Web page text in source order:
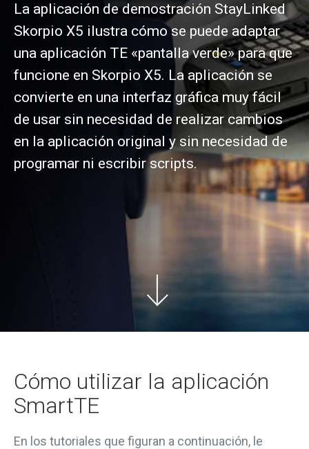
La aplicación de demostración StayLinked
Skorpio X5 ilustra cómo se puede adaptar
una aplicación TE «pantalla verde» para que
funcione en Skorpio X5. La aplicación se
convierte en una interfaz gráfica muy fácil
de usar sin necesidad de realizar cambios
en la aplicación original y sin necesidad de
programar ni escribir scripts.
Cómo utilizar la aplicación
SmartTE
En los tutoriales que figuran a continuación, le